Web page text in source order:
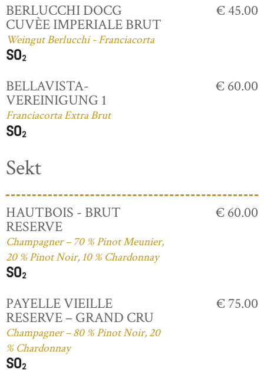
BERLUCCHI DOCG
CUVÈE IMPERIALE BRUT
Weingut Berlucchi - Franciacorta
€ 45.00
BELLAVISTA-
VEREINIGUNG 1
Franciacorta Extra Brut
€ 60.00
Sekt
HAUTBOIS - BRUT
RESERVE
Champagner – 70 % Pinot Meunier,
20 % Pinot Noir, 10 % Chardonnay
€ 60.00
PAYELLE VIEILLE
RESERVE – GRAND CRU
Champagner – 80 % Pinot Noir, 20
% Chardonnay
€ 75.00